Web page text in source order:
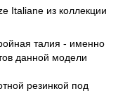
Italiane из коллекции
талия - именно
данной модели
резинкой под